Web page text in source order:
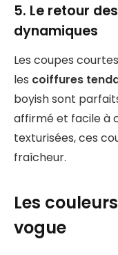
5. Le retour
dynamiques
Les coupes
les coiffures
boyish sont
affirmé et facile à
texturisées, ces
fraîcheur.
Les
vogue